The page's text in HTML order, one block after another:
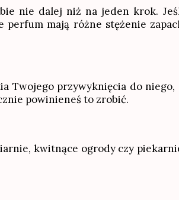
nie dalej niż na jeden krok.
perfum mają różne stężenie
Twojego przywyknięcia do
powinieneś to zrobić.
kwitnące ogrody czy